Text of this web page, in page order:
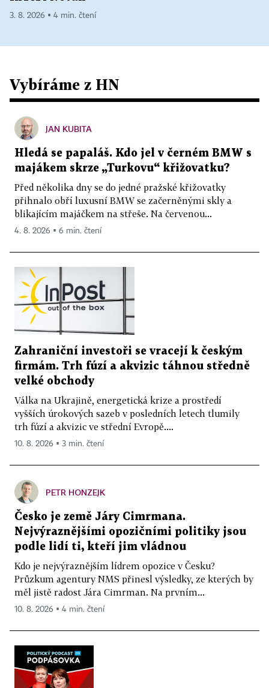
3. 8. 2026 ▪ 4 min. čtení
Vybíráme z HN
JAN KUBITA
Hledá se papaláš. Kdo jel v černém BMW s
majákem skrze „Turkovu“ křižovatku?
Před několika dny se do jedné pražské křižovatky
přihnalo obří luxusní BMW se začerněnými skly a
blikajícím majáčkem na střeše. Na červenou...
4. 8. 2026 ▪ 6 min. čtení
Zahraniční investoři se vracejí k českým
firmám. Trh fúzí a akvizic táhnou středně
velké obchody
Válka na Ukrajině, energetická krize a prostředí
vyšších úrokových sazeb v posledních letech tlumily
trh fúzí a akvizic ve střední Evropě....
10. 8. 2026 ▪ 3 min. čtení
PETR HONZEJK
Česko je země Járy Cimrmana.
Nejvýraznějšími opozičními politiky jsou
podle lidí ti, kteří jim vládnou
Kdo je nejvýraznějším lídrem opozice v Česku?
Průzkum agentury NMS přinesl výsledky, ze kterých by
měl jistě radost Jára Cimrman. Na prvním...
10. 8. 2026 ▪ 4 min. čtení